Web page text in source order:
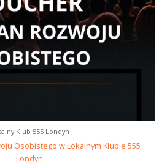
Klub 555 Londyn
Osobistego w Lokalnym Klubie 555
Londyn